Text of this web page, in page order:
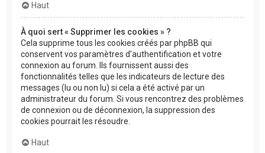
Haut
À quoi sert « Supprimer les cookies » ?
Cela supprime tous les cookies créés par phpBB qui
conservent vos paramètres d’authentification et votre
connexion au forum. Ils fournissent aussi des
fonctionnalités telles que les indicateurs de lecture des
messages (lu ou non lu) si cela a été activé par un
administrateur du forum. Si vous rencontrez des problèmes
de connexion ou de déconnexion, la suppression des
cookies pourrait les résoudre.
Haut